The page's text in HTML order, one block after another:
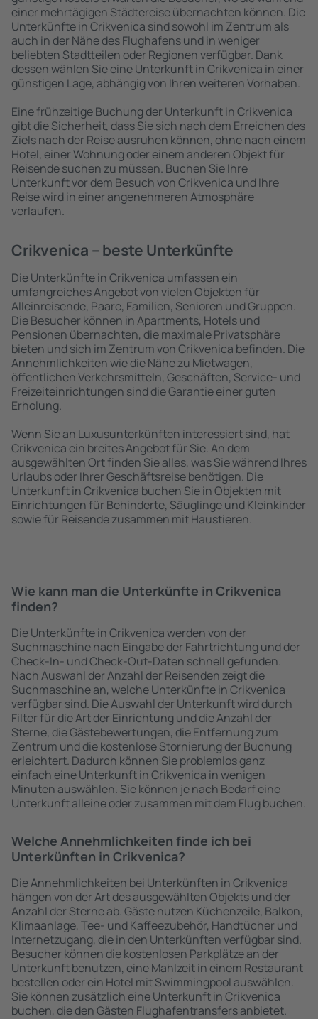
einer mehrtägigen Städtereise übernachten können. Die
Unterkünfte in Crikvenica sind sowohl im Zentrum als
auch in der Nähe des Flughafens und in weniger
beliebten Stadtteilen oder Regionen verfügbar. Dank
dessen wählen Sie eine Unterkunft in Crikvenica in einer
günstigen Lage, abhängig von Ihren weiteren Vorhaben.
Eine frühzeitige Buchung der Unterkunft in Crikvenica
gibt die Sicherheit, dass Sie sich nach dem Erreichen des
Ziels nach der Reise ausruhen können, ohne nach einem
Hotel, einer Wohnung oder einem anderen Objekt für
Reisende suchen zu müssen. Buchen Sie Ihre
Unterkunft vor dem Besuch von Crikvenica und Ihre
Reise wird in einer angenehmeren Atmosphäre
verlaufen.
Crikvenica – beste Unterkünfte
Die Unterkünfte in Crikvenica umfassen ein
umfangreiches Angebot von vielen Objekten für
Alleinreisende, Paare, Familien, Senioren und Gruppen.
Die Besucher können in Apartments, Hotels und
Pensionen übernachten, die maximale Privatsphäre
bieten und sich im Zentrum von Crikvenica befinden. Die
Annehmlichkeiten wie die Nähe zu Mietwagen,
öffentlichen Verkehrsmitteln, Geschäften, Service- und
Freizeiteinrichtungen sind die Garantie einer guten
Erholung.
Wenn Sie an Luxusunterkünften interessiert sind, hat
Crikvenica ein breites Angebot für Sie. An dem
ausgewählten Ort finden Sie alles, was Sie während Ihres
Urlaubs oder Ihrer Geschäftsreise benötigen. Die
Unterkunft in Crikvenica buchen Sie in Objekten mit
Einrichtungen für Behinderte, Säuglinge und Kleinkinder
sowie für Reisende zusammen mit Haustieren.
Wie kann man die Unterkünfte in Crikvenica
finden?
Die Unterkünfte in Crikvenica werden von der
Suchmaschine nach Eingabe der Fahrtrichtung und der
Check-In- und Check-Out-Daten schnell gefunden.
Nach Auswahl der Anzahl der Reisenden zeigt die
Suchmaschine an, welche Unterkünfte in Crikvenica
verfügbar sind. Die Auswahl der Unterkunft wird durch
Filter für die Art der Einrichtung und die Anzahl der
Sterne, die Gästebewertungen, die Entfernung zum
Zentrum und die kostenlose Stornierung der Buchung
erleichtert. Dadurch können Sie problemlos ganz
einfach eine Unterkunft in Crikvenica in wenigen
Minuten auswählen. Sie können je nach Bedarf eine
Unterkunft alleine oder zusammen mit dem Flug buchen.
Welche Annehmlichkeiten finde ich bei
Unterkünften in Crikvenica?
Die Annehmlichkeiten bei Unterkünften in Crikvenica
hängen von der Art des ausgewählten Objekts und der
Anzahl der Sterne ab. Gäste nutzen Küchenzeile, Balkon,
Klimaanlage, Tee- und Kaffeezubehör, Handtücher und
Internetzugang, die in den Unterkünften verfügbar sind.
Besucher können die kostenlosen Parkplätze an der
Unterkunft benutzen, eine Mahlzeit in einem Restaurant
bestellen oder ein Hotel mit Swimmingpool auswählen.
Sie können zusätzlich eine Unterkunft in Crikvenica
buchen, die den Gästen Flughafentransfers anbietet.